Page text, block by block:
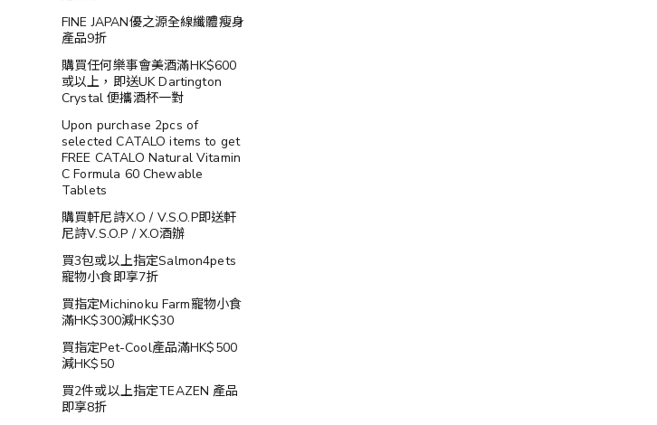
FINE JAPAN優之源全線纖體瘦身
產品9折
購買任何樂事會美酒滿HK$600
或以上，即送UK Dartington
Crystal 便攜酒杯一對
Upon purchase 2pcs of
selected CATALO items to get
FREE CATALO Natural Vitamin
C Formula 60 Chewable
Tablets
購買軒尼詩X.O / V.S.O.P即送軒
尼詩V.S.O.P / X.O酒辦
買3包或以上指定Salmon4pets
寵物小食即享7折
買指定Michinoku Farm寵物小食
滿HK$300減HK$30
買指定Pet-Cool產品滿HK$500
減HK$50
買2件或以上指定TEAZEN 產品
即享8折